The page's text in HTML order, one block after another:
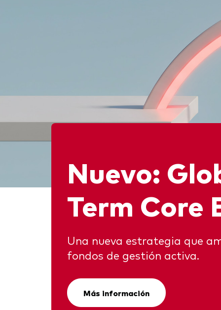
Nuevo:
Term Core
Una nueva estrategia que
fondos de gestión activa.
Más información